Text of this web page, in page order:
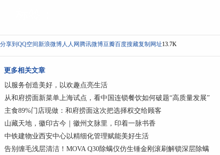
分享到 QQ空间新浪微博人人网 腾讯微博豆瓣百度搜藏复制网址13.7K
更多相关文章
以服务创造美好，以欢趣点亮生活
从和府捞面新菜单上海试点，看中国连锁餐饮如何破题“高质量发展”
主食89%门店现做：和府捞面这次把选择权交给顾客
山藏天地，徽印古今｜徽州文脉里，印着一脉书香
中铁建物业西安中心以精细化管理赋能美好生活
告别缠毛浅层清洁！MOVA Q30除螨仪仿生锤金刚滚刷解锁深层除螨